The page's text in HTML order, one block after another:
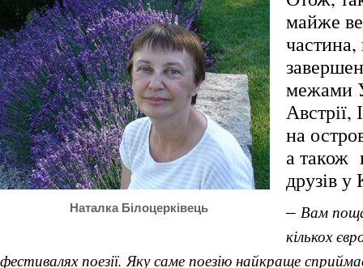
Наталка Білоцерківець
майже
межами
Австрії,
на
а також
друзів у
– Вам
кількох
фестивалях поезії. Яку саме поезію найкраще